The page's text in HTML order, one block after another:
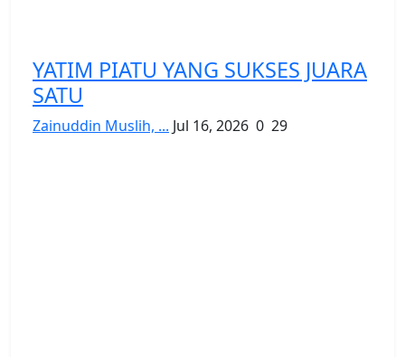
YATIM PIATU YANG SUKSES JUARA
SATU
Zainuddin Muslih, ... Jul 16, 2026 0 29